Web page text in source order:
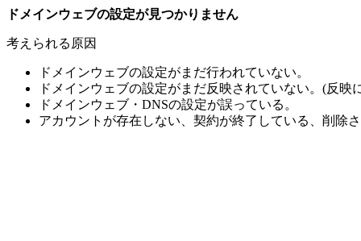
ドメインウェブの設定が見つかりません
考えられる原因
ドメインウェブの設定がまだ行われていない。
ドメインウェブの設定がまだ反映されていない。(反
ドメインウェブ・DNSの設定が誤っている。
アカウントが存在しない、契約が終了している、削除